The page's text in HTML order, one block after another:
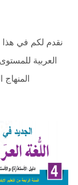
نقدم لكم في هذا
المنهاج